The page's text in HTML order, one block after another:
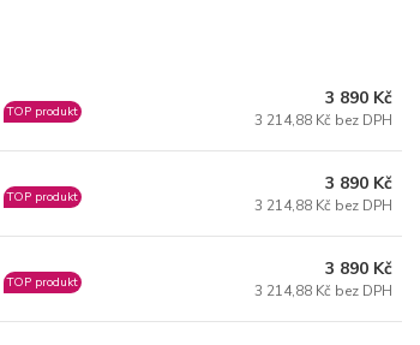
TOP produkt
3 890 Kč
3 214,88 Kč bez DPH
TOP produkt
3 890 Kč
3 214,88 Kč bez DPH
TOP produkt
3 890 Kč
3 214,88 Kč bez DPH